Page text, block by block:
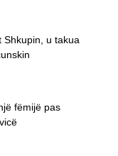
Shkupin, u takua
fëmijë pas